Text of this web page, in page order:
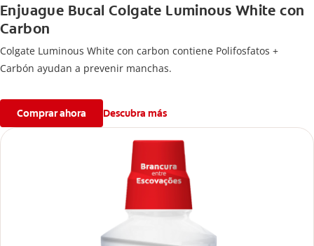
Enjuague Bucal Colgate Luminous White con
Carbon
Colgate Luminous White con carbon contiene Polifosfatos +
Carbón ayudan a prevenir manchas.
Comprar ahora Descubra más